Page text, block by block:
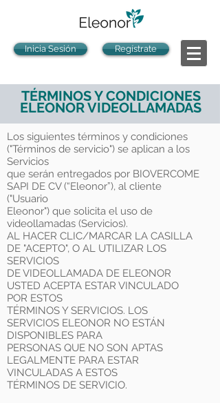
Inicia Sesión Regístrate
TÉRMINOS Y CONDICIONES
ELEONOR VIDEOLLAMADAS
Los siguientes términos y condiciones
("Términos de servicio") se aplican a los
Servicios
que serán entregados por BIOVERCOME
SAPI DE CV (“Eleonor”), al cliente
("Usuario
Eleonor") que solicita el uso de
videollamadas (Servicios).
AL HACER CLIC/MARCAR LA CASILLA
DE "ACEPTO", O AL UTILIZAR LOS
SERVICIOS
DE VIDEOLLAMADA DE ELEONOR
USTED ACEPTA ESTAR VINCULADO
POR ESTOS
TÉRMINOS Y SERVICIOS. LOS
SERVICIOS ELEONOR NO ESTÁN
DISPONIBLES PARA
PERSONAS QUE NO SON APTAS
LEGALMENTE PARA ESTAR
VINCULADAS A ESTOS
TÉRMINOS DE SERVICIO.